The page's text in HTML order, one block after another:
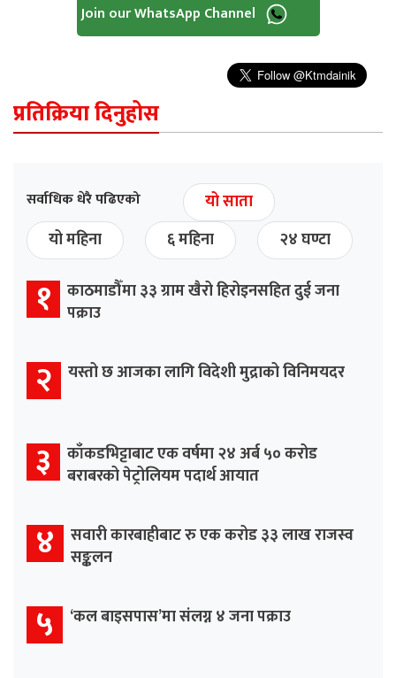
Join our WhatsApp Channel
प्रतिक्रिया दिनुहोस
सर्वाधिक धेरै पढिएको
यो साता
यो महिना
६ महिना २४ घण्टा
१ काठमाडौँमा ३३ ग्राम खैरो हिरोइनसहित दुई जना
पक्राउ
२ यस्तो छ आजका लागि विदेशी मुद्राको विनिमयदर
३ काँकडभिट्टाबाट एक वर्षमा २४ अर्ब ५० करोड
बराबरको पेट्रोलियम पदार्थ आयात
४ सवारी कारबाहीबाट रु एक करोड ३३ लाख राजस्व
सङ्कलन
५ ‘कल बाइसपास’मा संलग्न ४ जना पक्राउ